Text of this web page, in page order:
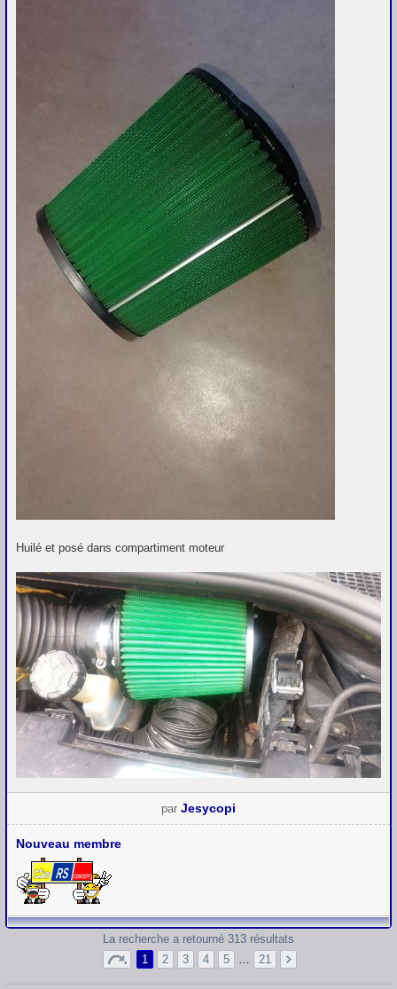
Huilé et posé dans compartiment moteur
par Jesycopi
Nouveau membre
La recherche a retourné 313 résultats
1
2 3 4 5 … 21